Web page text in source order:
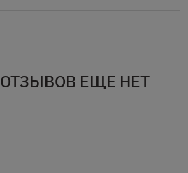
ОТЗЫВОВ ЕЩЕ НЕТ